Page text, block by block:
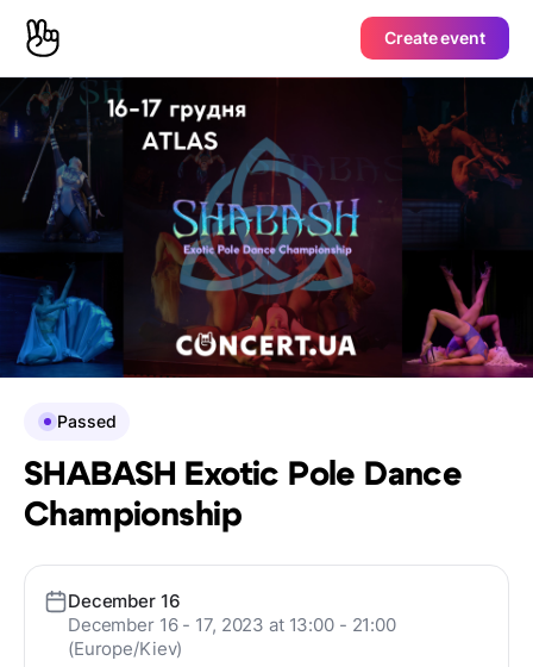
Create event
Passed
SHABASH Exotic Pole Dance
Championship
December 16
December 16 - 17, 2023 at 13:00 - 21:00
(Europe/Kiev)